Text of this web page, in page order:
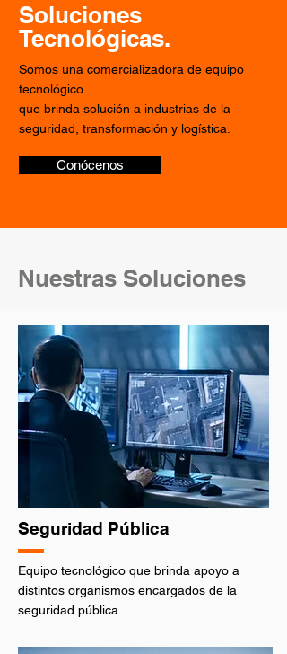
Soluciones
Tecnológicas.
Somos una comercializadora de equipo
tecnológico
que brinda solución a industrias de la
seguridad, transformación y logística.
Conócenos
Nuestras Soluciones
Seguridad Pública
Equipo tecnológico que brinda apoyo a
distintos organismos encargados de la
seguridad pública.